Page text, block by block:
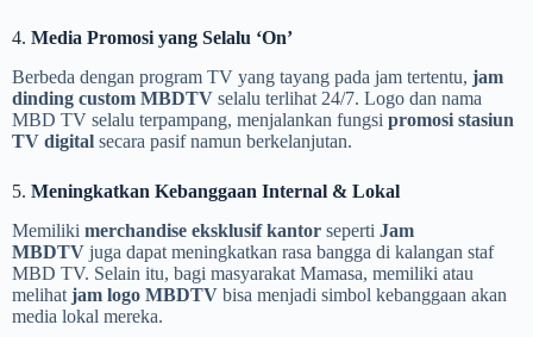
4. Media Promosi yang Selalu ‘On’
Berbeda dengan program TV yang tayang pada jam tertentu, jam
dinding custom MBDTV selalu terlihat 24/7. Logo dan nama
MBD TV selalu terpampang, menjalankan fungsi promosi stasiun
TV digital secara pasif namun berkelanjutan.
5. Meningkatkan Kebanggaan Internal & Lokal
Memiliki merchandise eksklusif kantor seperti Jam
MBDTV juga dapat meningkatkan rasa bangga di kalangan staf
MBD TV. Selain itu, bagi masyarakat Mamasa, memiliki atau
melihat jam logo MBDTV bisa menjadi simbol kebanggaan akan
media lokal mereka.